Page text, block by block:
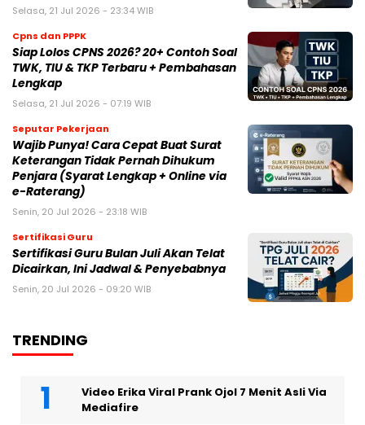
Selasa, 21 Jul 2026 - 23:34 WIB
Cpns dan PPPK
Siap Lolos CPNS 2026? 20+ Contoh Soal
TWK, TIU & TKP Terbaru + Pembahasan
Lengkap
Selasa, 21 Jul 2026 - 07:19 WIB
Seputar Pekerjaan
Wajib Punya! Cara Cepat Buat Surat
Keterangan Tidak Pernah Dihukum
Penjara (Syarat Lengkap + Online via
e-Raterang)
Senin, 20 Jul 2026 - 23:18 WIB
Sertifikasi Guru
Sertifikasi Guru Bulan Juli Akan Telat
Dicairkan, Ini Jadwal & Penyebabnya
Senin, 20 Jul 2026 - 09:20 WIB
TRENDING
Video Erika Viral Prank Ojol 7 Menit Asli Via
Mediafire